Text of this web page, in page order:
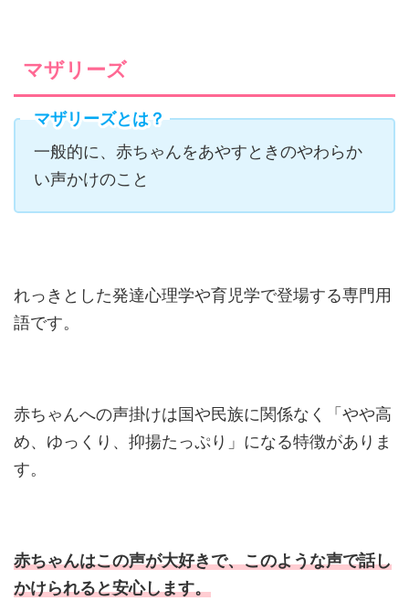
マザリーズ
マザリーズとは？
一般的に、赤ちゃんをあやすときのやわらか
い声かけのこと
れっきとした発達心理学や育児学で登場する専門用
語です。
赤ちゃんへの声掛けは国や民族に関係なく「やや高
め、ゆっくり、抑揚たっぷり」になる特徴がありま
す。
赤ちゃんはこの声が大好きで、このような声で話し
かけられると安心します。